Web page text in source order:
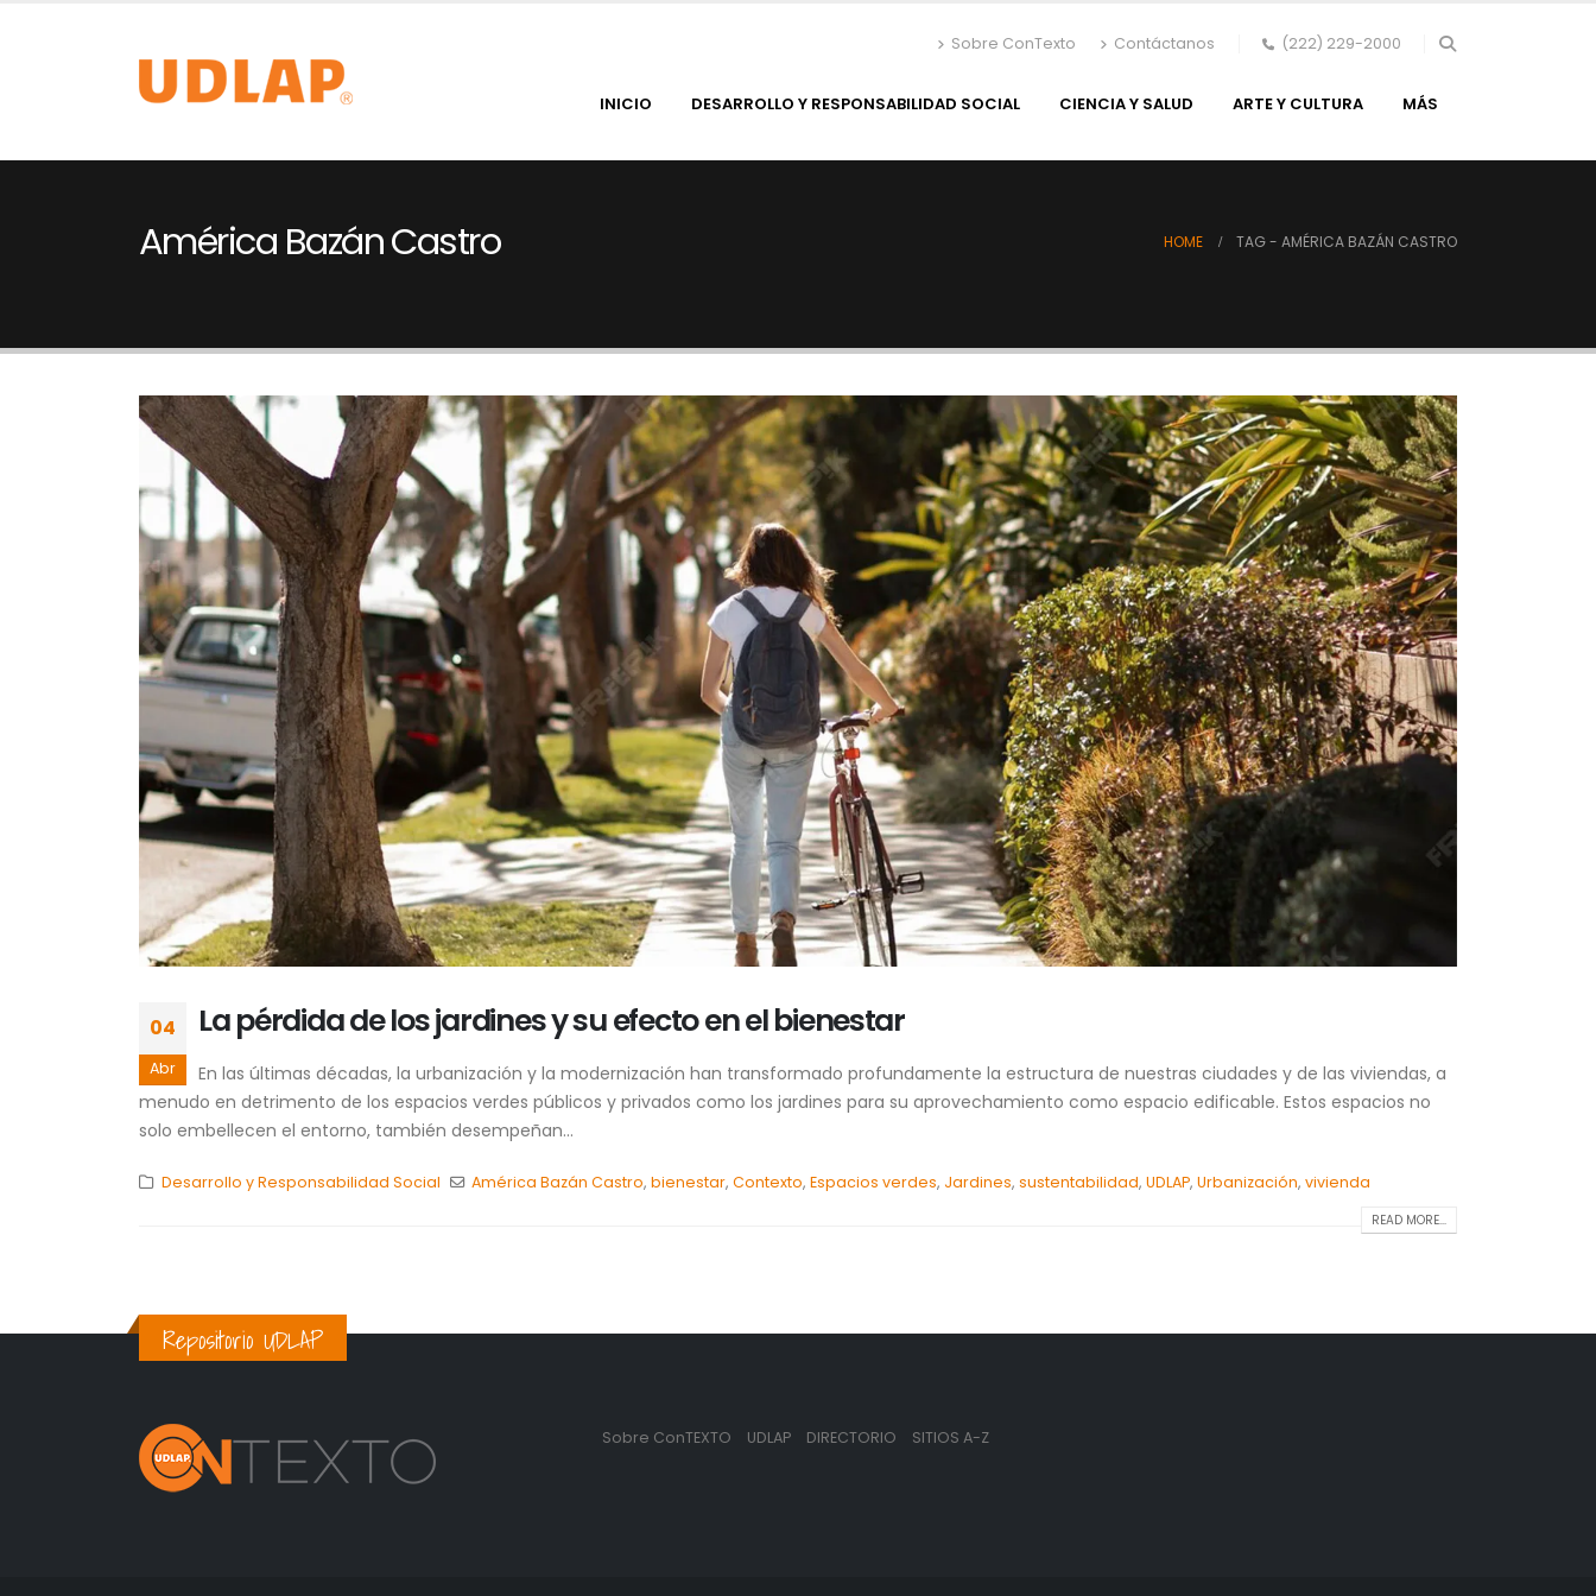
Sobre ConTexto Contáctanos (222) 229-2000
INICIO DESARROLLO Y RESPONSABILIDAD SOCIAL CIENCIA Y SALUD ARTE Y CULTURA MÁS
América Bazán Castro HOME TAG - AMÉRICA BAZÁN CASTRO
04
Abr
La pérdida de los jardines y su efecto en el bienestar
En las últimas décadas, la urbanización y la modernización han transformado profundamente la estructura de nuestras ciudades y de las viviendas, a
menudo en detrimento de los espacios verdes públicos y privados como los jardines para su aprovechamiento como espacio edificable. Estos espacios no
solo embellecen el entorno, también desempeñan...
Desarrollo y Responsabilidad Social América Bazán Castro,bienestar,Contexto,Espacios verdes, Jardines,sustentabilidad,UDLAP,Urbanización,vivienda
READ MORE...
Repositorio UDLAP
Sobre ConTEXTO UDLAP DIRECTORIO SITIOS A-Z